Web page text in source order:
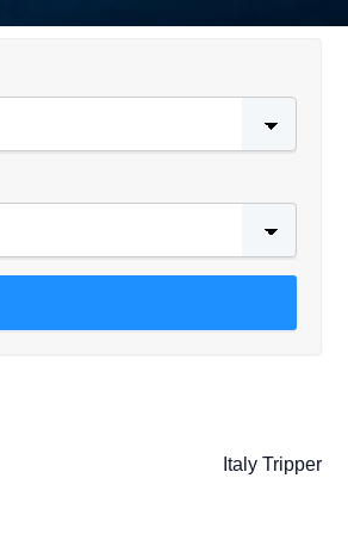
Italy Tripper